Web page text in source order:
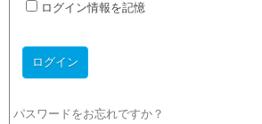
ログイン情報を記憶
パスワードをお忘れですか？